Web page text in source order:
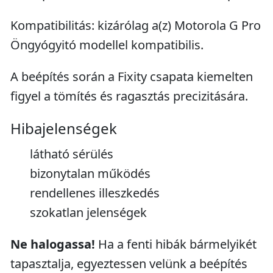
Kompatibilitás: kizárólag a(z) Motorola G Pro
Öngyógyitó modellel kompatibilis.
A beépítés során a Fixity csapata kiemelten
figyel a tömítés és ragasztás precizitására.
Hibajelenségek
látható sérülés
bizonytalan működés
rendellenes illeszkedés
szokatlan jelenségek
Ne halogassa! Ha a fenti hibák bármelyikét
tapasztalja, egyeztessen velünk a beépítés